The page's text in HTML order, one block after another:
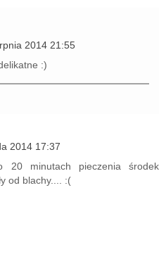
2014 21:55
:)
2014 17:37
20 minutach pieczenia środek
od blachy.... :(